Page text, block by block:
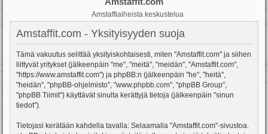
Amstaffiaiheista keskustelua
Amstaffit.com - Yksityisyyden suoja
Tämä vakuutus selittää yksityiskohtaisesti, miten "Amstaffit.com" ja siihen
liittyvät yritykset (jälkeenpäin "me", "meitä", "meidän", "Amstaffit.com",
"https://www.amstaffit.com") ja phpBB:n (jälkeenpäin "he", "heitä",
"heidän", "phpBB-ohjelmisto", "www.phpbb.com", "phpBB Group",
"phpBB Tiimit") käyttävät sinulta kerättyjä tietoja (jälkeenpäin "sinun
tiedot").
Tietojasi kerätään kahdella tavalla: Selaamalla "Amstaffit.com"-sivustoa.